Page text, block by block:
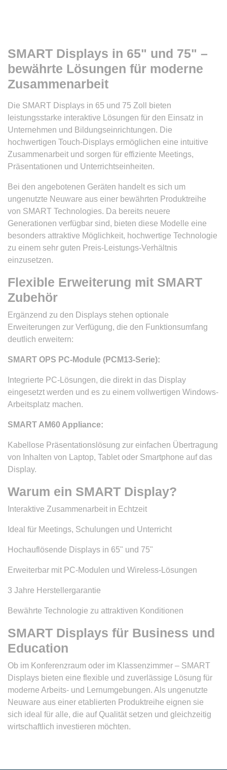
SMART Displays in 65" und 75" –
bewährte Lösungen für moderne
Zusammenarbeit
Die SMART Displays in 65 und 75 Zoll bieten
leistungsstarke interaktive Lösungen für den Einsatz in
Unternehmen und Bildungseinrichtungen. Die
hochwertigen Touch-Displays ermöglichen eine intuitive
Zusammenarbeit und sorgen für effiziente Meetings,
Präsentationen und Unterrichtseinheiten.
Bei den angebotenen Geräten handelt es sich um
ungenutzte Neuware aus einer bewährten Produktreihe
von SMART Technologies. Da bereits neuere
Generationen verfügbar sind, bieten diese Modelle eine
besonders attraktive Möglichkeit, hochwertige Technologie
zu einem sehr guten Preis-Leistungs-Verhältnis
einzusetzen.
Flexible Erweiterung mit SMART
Zubehör
Ergänzend zu den Displays stehen optionale
Erweiterungen zur Verfügung, die den Funktionsumfang
deutlich erweitern:
SMART OPS PC-Module (PCM13-Serie):
Integrierte PC-Lösungen, die direkt in das Display
eingesetzt werden und es zu einem vollwertigen Windows-
Arbeitsplatz machen.
SMART AM60 Appliance:
Kabellose Präsentationslösung zur einfachen Übertragung
von Inhalten von Laptop, Tablet oder Smartphone auf das
Display.
Warum ein SMART Display?
Interaktive Zusammenarbeit in Echtzeit
Ideal für Meetings, Schulungen und Unterricht
Hochauflösende Displays in 65" und 75"
Erweiterbar mit PC-Modulen und Wireless-Lösungen
3 Jahre Herstellergarantie
Bewährte Technologie zu attraktiven Konditionen
SMART Displays für Business und
Education
Ob im Konferenzraum oder im Klassenzimmer – SMART
Displays bieten eine flexible und zuverlässige Lösung für
moderne Arbeits- und Lernumgebungen. Als ungenutzte
Neuware aus einer etablierten Produktreihe eignen sie
sich ideal für alle, die auf Qualität setzen und gleichzeitig
wirtschaftlich investieren möchten.